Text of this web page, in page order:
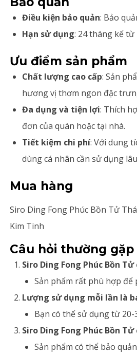
Điều kiện bảo quản: Bảo
Hạn sử dụng: 24 tháng kể
Ưu điểm sản phẩm
Chất lượng cao cấp: Sản
hương vị thơm ngon đặc
Đa dụng và tiện lợi: Thích
đơn của quán hoặc tại nhà.
Tiết kiệm chi phí: Với dung
dùng cá nhân cần sử dụng
Mua hàng
Siro Ding Fong Phúc Bồn Tử
Kim Tinh
Câu hỏi thường gặp
Siro Ding Fong Phúc Bồn
Sản phẩm rất phù hợp để
Lượng sử dụng mỗi lần là
Bạn có thể sử dụng từ
Siro Ding Fong Phúc Bồn
Sản phẩm có thể bảo